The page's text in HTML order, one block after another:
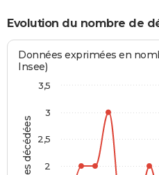
Evolution du nombre de
Données exprimées en
Insee)
2
2,5
3
3,5